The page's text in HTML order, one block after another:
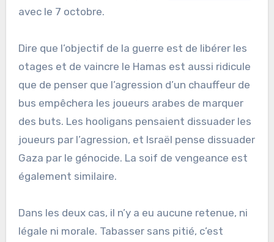
avec le 7 octobre.
Dire que l’objectif de la guerre est de libérer les
otages et de vaincre le Hamas est aussi ridicule
que de penser que l’agression d’un chauffeur de
bus empêchera les joueurs arabes de marquer
des buts. Les hooligans pensaient dissuader les
joueurs par l’agression, et Israël pense dissuader
Gaza par le génocide. La soif de vengeance est
également similaire.
Dans les deux cas, il n’y a eu aucune retenue, ni
légale ni morale. Tabasser sans pitié, c’est